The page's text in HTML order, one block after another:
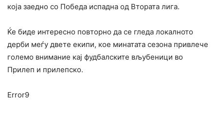
која заедно со Победа испадна од Втората лига.
Ќе биде интересно повторно да се гледа локалното
дерби меѓу двете екипи, кое минатата сезона привлече
големо внимание кај фудбалските вљубеници во
Прилеп и прилепско.
Error9